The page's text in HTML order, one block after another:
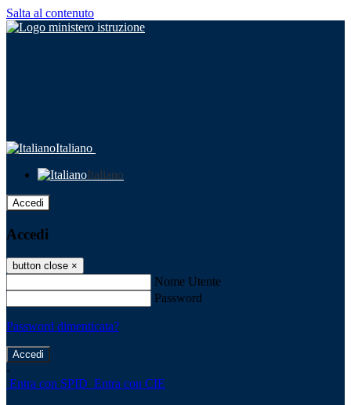
Salta al contenuto
Italiano
Italiano
Accedi
Accedi
button close ×
Nome Utente
Password
Password dimenticata?
-
Entra con SPID Entra con CIE